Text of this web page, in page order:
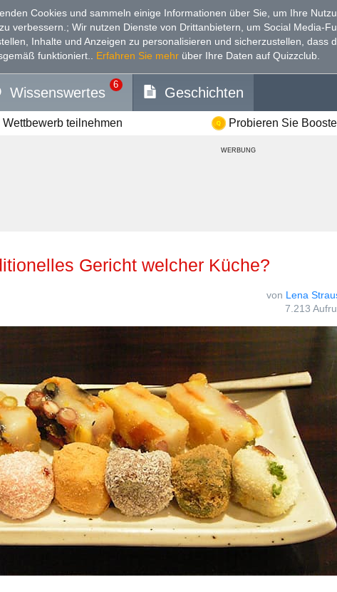
Cookies und sammeln einige Informationen über Sie, um Ihre
verbessern. ; Wir nutzen Dienste von Drittanbietern, um Social Media-
Inhalte und Anzeigen zu personalisieren und sicherzustellen, dass
funktioniert.
Erfahren Sie mehr über Ihre Daten auf Quizzclub.
Wissenswertes
6
Geschichten
Wettbewerb teilnehmen Probieren Sie
WERBUNG
Gericht welcher Küche?
von Lena
7.213